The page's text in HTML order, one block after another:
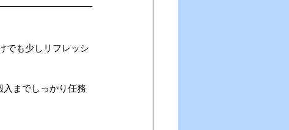
でも少しリフレッシ
入までしっかり任務